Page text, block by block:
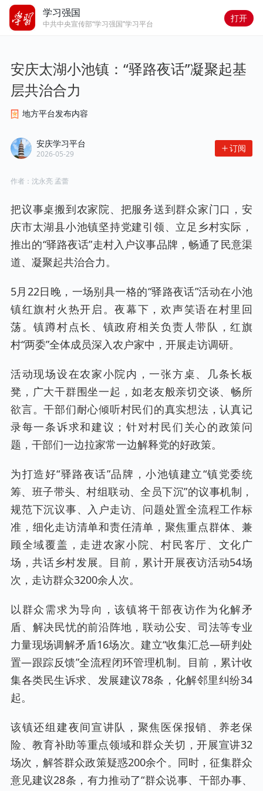
学习强国
中共中央宣传部“学习强国”学习平台
打开
安庆太湖小池镇：“驿路夜话”凝聚起基
层共治合力
地方平台发布内容
安庆学习平台
2026-05-29
订阅
作者： 沈永亮 孟蕾
把议事桌搬到农家院、把服务送到群众家门口，安
庆市太湖县小池镇坚持党建引领、立足乡村实际，
推出的“驿路夜话”走村入户议事品牌，畅通了民意渠
道、凝聚起共治合力。
5月22日晚，一场别具一格的“驿路夜话”活动在小池
镇红旗村火热开启。夜幕下，欢声笑语在村里回
荡。镇蹲村点长、镇政府相关负责人带队，红旗
村“两委”全体成员深入农户家中，开展走访调研。
活动现场设在农家小院内，一张方桌、几条长板
凳，广大干群围坐一起，如老友般亲切交谈、畅所
欲言。干部们耐心倾听村民们的真实想法，认真记
录每一条诉求和建议；针对村民们关心的政策问
题，干部们一边拉家常一边解释党的好政策。
为打造好“驿路夜话”品牌，小池镇建立“镇党委统
筹、班子带头、村组联动、全员下沉”的议事机制，
规范下沉议事、入户走访、问题处置全流程工作标
准，细化走访清单和责任清单，聚焦重点群体、兼
顾全域覆盖，走进农家小院、村民客厅、文化广
场，共话乡村发展。目前，累计开展夜访活动54场
次，走访群众3200余人次。
以群众需求为导向，该镇将干部夜访作为化解矛
盾、解决民忧的前沿阵地，联动公安、司法等专业
力量现场调解矛盾16场次。建立“收集汇总—研判处
置—跟踪反馈”全流程闭环管理机制。目前，累计收
集各类民生诉求、发展建议78条，化解邻里纠纷34
起。
该镇还组建夜间宣讲队，聚焦医保报销、养老保
险、教育补助等重点领域和群众关切，开展宣讲32
场次，解答群众政策疑惑200余个。同时，征集群众
意见建议28条，有力推动了“群众说事、干部办事、